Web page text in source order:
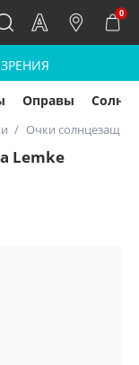
0
Оправы
Очки
Lemke